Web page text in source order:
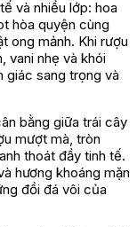
và nhiều lớp: hoa
hòa quyện cùng
ong mảnh. Khi rượu
vani nhẹ và khói
giác sang trọng và
bằng giữa trái cây
mượt mà, tròn
thoát đầy tinh tế.
hương khoáng mặn
đồi đá vôi của